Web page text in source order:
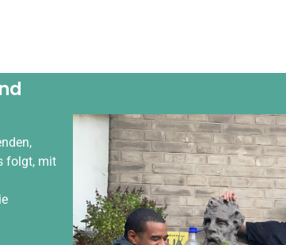
folgt, mit